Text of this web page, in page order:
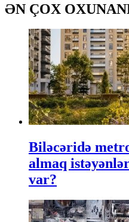
ƏN ÇOX
Biləcəridə
almaq
var?